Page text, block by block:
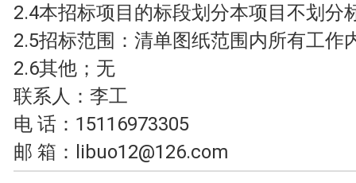
2.4本招标项目的标段划分本项目不划分
2.5招标范围：清单图纸范围内所有工作
2.6其他；无
联系人：李工
电 话：15116973305
邮 箱： libuo12@126.com